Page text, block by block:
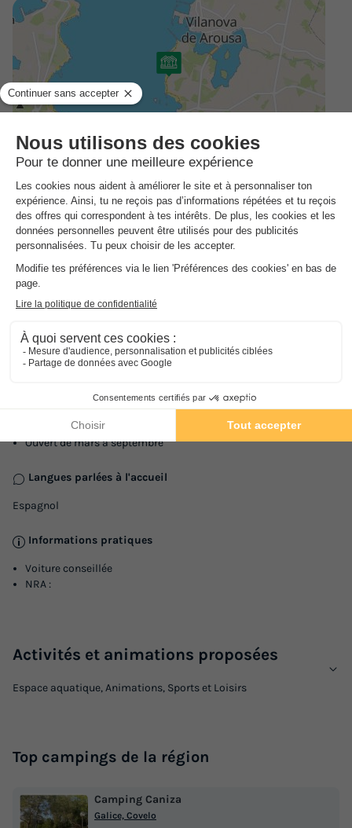
Adresse
Rua TERRON, O, 19, Bajo, 36629 O Terrón, Pontevedra, Espagne Rua
TERRON, O, 19, Bajo, 36629 O Terrón, Pontevedra, Espagne
Comment s'y rendre ?
Gare
Arousa (9km)
Ferry à Portonovo 26 km
Ouvert de mars à septembre
Langues parlées à l'accueil
Espagnol
Informations pratiques
Voiture conseillée
NRA :
Activités et animations proposées
Espace aquatique, Animations, Sports et Loisirs
Top campings de la région
Camping Caniza
Galice, Covelo